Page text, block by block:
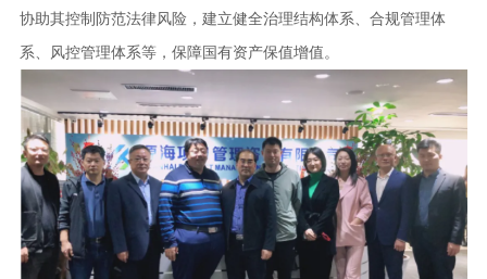
协助其控制防范法律风险，建立健全治理结构体系、合规管理体
系、风控管理体系等，保障国有资产保值增值。